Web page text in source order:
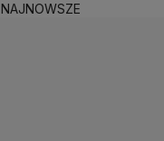
NAJNOWSZE